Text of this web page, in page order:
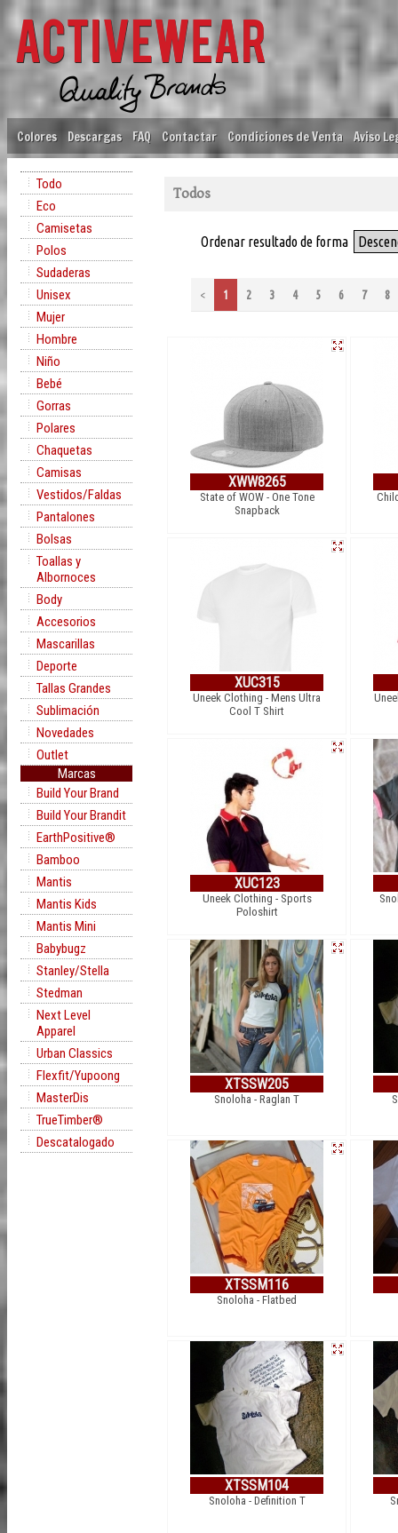
Colores Descargas FAQ Contactar Condiciones de Venta Aviso
Todo
Eco
Camisetas
Polos
Sudaderas
Unisex
Mujer
Hombre
Niño
Bebé
Gorras
Polares
Chaquetas
Camisas
Vestidos/Faldas
Pantalones
Bolsas
Toallas y
Albornoces
Body
Accesorios
Mascarillas
Deporte
Tallas Grandes
Sublimación
Novedades
Outlet
Marcas
Build Your Brand
Build Your Brandit
EarthPositive®
Bamboo
Mantis
Mantis Kids
Mantis Mini
Babybugz
Stanley/Stella
Stedman
Next Level
Apparel
Urban Classics
Flexfit/Yupoong
MasterDis
TrueTimber®
Descatalogado
Todos
Ordenar resultado de forma
< 1 2 3 4 5 6 7 8
XWW8265
State of WOW - One Tone
Snapback
XUC315
Uneek Clothing - Mens Ultra
Cool T Shirt
XUC123
Uneek Clothing - Sports
Poloshirt
XTSSW205
Snoloha - Raglan T
XTSSM116
Snoloha - Flatbed
XTSSM104
Snoloha - Definition T